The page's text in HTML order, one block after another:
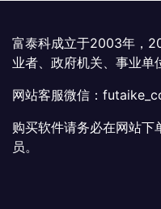
富泰科成立于2003年，
业者、政府机关、事业单
网站客服微信：
购买软件请务必在网站下
员。